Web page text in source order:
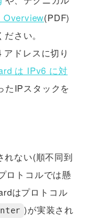
Overview(PDF)
さい。
ドレスに切り
は IPv6 に対
IPスタックを
れない(順不同到
ロトコルでは懸
はプロトコル
)が実装され